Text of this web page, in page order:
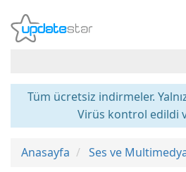
Tüm ücretsiz indirmeler.
Virüs kontrol edildi
Anasayfa Ses ve